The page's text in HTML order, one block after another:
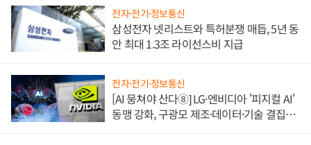
전자·전기·정보통신
삼성전자 넷리스트와 특허분쟁 매듭, 5년 동
안 최대 1.3조 라이선스비 지급
전자·전기·정보통신
[AI 뭉쳐야 산다⑧] LG·엔비디아 '피지컬 AI'
동맹 강화, 구광모 제조·데이터·기술 결집